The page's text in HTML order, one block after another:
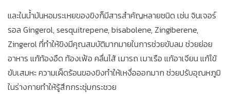
และในน้ำมันหอมระเหยของขิงก็มีสารสำคัญหลายชนิด เช่น จินเจอร์
รอล Gingerol, sesquitrepene, bisabolene, Zingiberene,
Zingerol ที่ทำให้ขิงมีคุณสมบัติมากมายในการช่วยขับลม ช่วยย่อย
อาหาร แก้ท้องอืด ท้องเฟ้อ คลื่นไส้ เมารถ เมาเรือ แก้อาเจียน แก้ไข้
ขับเสมหะ ความเผ็ดร้อนของขิงทำให้เหงื่อออกมาก ช่วยปรับอุณหภูมิ
ในร่างกายทำให้รู้สึกกระชุ่มกระชวย